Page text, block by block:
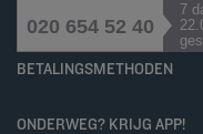
020 654 52 40
7
BETALINGSMETHODEN
ONDERWEG? KRIJG APP!